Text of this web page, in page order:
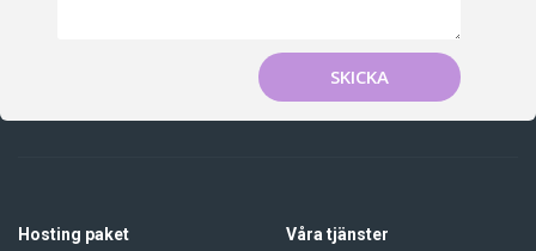
SKICKA
Hosting paket Våra tjänster